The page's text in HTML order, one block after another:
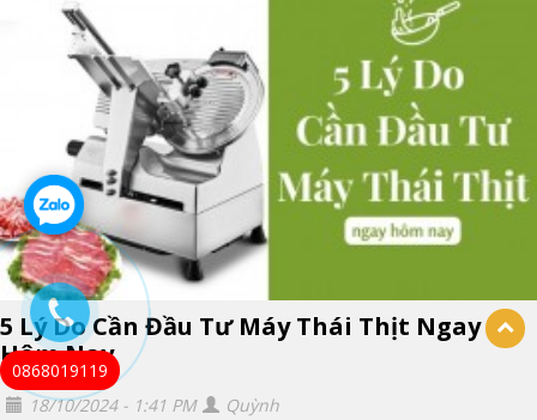
5 Lý Do Cần Đầu Tư Máy Thái Thịt Ngay
Hôm Nay
18/10/2024 - 1:41 PM Quỳnh
0868019119